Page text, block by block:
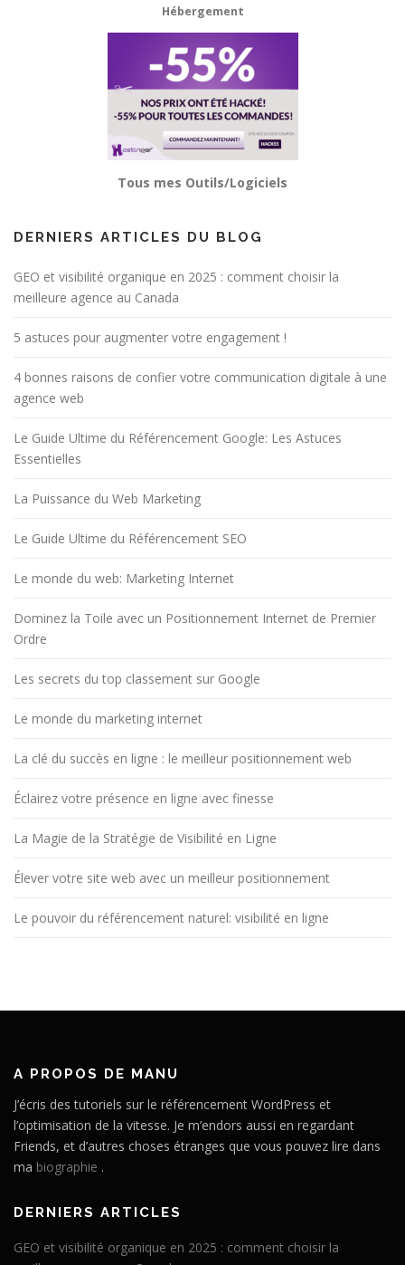
Hébergement
Tous mes Outils/Logiciels
DERNIERS ARTICLES DU BLOG
GEO et visibilité organique en 2025 : comment choisir la
meilleure agence au Canada
5 astuces pour augmenter votre engagement !
4 bonnes raisons de confier votre communication digitale à une
agence web
Le Guide Ultime du Référencement Google: Les Astuces
Essentielles
La Puissance du Web Marketing
Le Guide Ultime du Référencement SEO
Le monde du web: Marketing Internet
Dominez la Toile avec un Positionnement Internet de Premier
Ordre
Les secrets du top classement sur Google
Le monde du marketing internet
La clé du succès en ligne : le meilleur positionnement web
Éclairez votre présence en ligne avec finesse
La Magie de la Stratégie de Visibilité en Ligne
Élever votre site web avec un meilleur positionnement
Le pouvoir du référencement naturel: visibilité en ligne
A PROPOS DE MANU
J’écris des tutoriels sur le référencement WordPress et
l’optimisation de la vitesse. Je m’endors aussi en regardant
Friends, et d’autres choses étranges que vous pouvez lire dans
ma biographie .
DERNIERS ARTICLES
GEO et visibilité organique en 2025 : comment choisir la